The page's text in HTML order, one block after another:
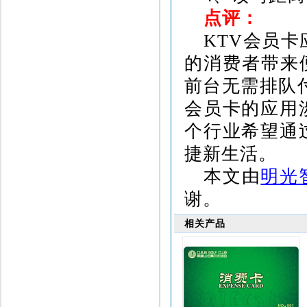
点评：
KTV会员卡
的消费者带来
前台无需排队
会员卡的应用
个行业希望通
捷新生活。
本文由明光
谢。
相关产品